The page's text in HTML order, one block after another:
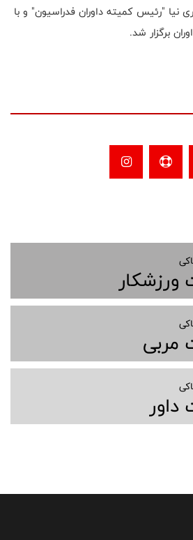
نیا "رئیس کمیته داوران فدراسیون" و با
برگزار شد.